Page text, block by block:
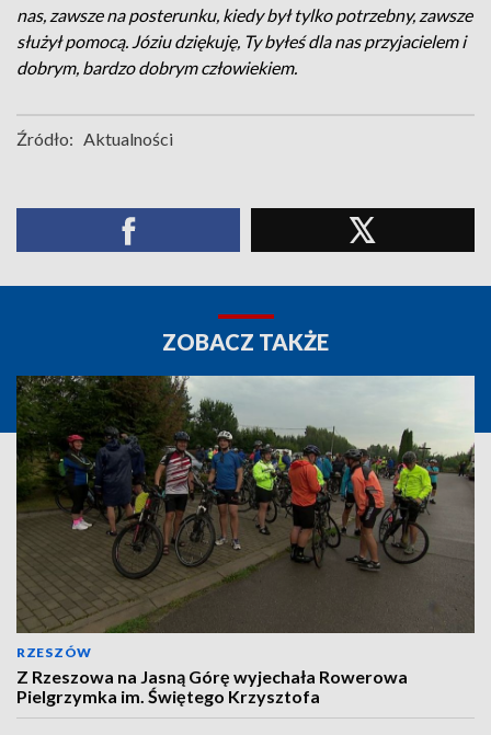
nas, zawsze na posterunku, kiedy był tylko potrzebny, zawsze
służył pomocą. Józiu dziękuję, Ty byłeś dla nas przyjacielem i
dobrym, bardzo dobrym człowiekiem.
Źródło: Aktualności
ZOBACZ TAKŻE
RZESZÓW
Z Rzeszowa na Jasną Górę wyjechała Rowerowa
Pielgrzymka im. Świętego Krzysztofa